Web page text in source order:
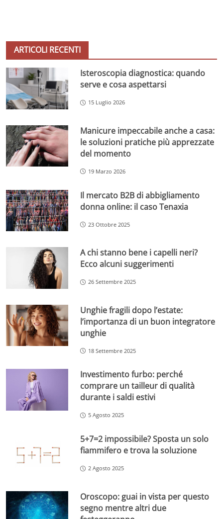
ARTICOLI RECENTI
Isteroscopia diagnostica: quando
serve e cosa aspettarsi
15 Luglio 2026
Manicure impeccabile anche a casa:
le soluzioni pratiche più apprezzate
del momento
19 Marzo 2026
Il mercato B2B di abbigliamento
donna online: il caso Tenaxia
23 Ottobre 2025
A chi stanno bene i capelli neri?
Ecco alcuni suggerimenti
26 Settembre 2025
Unghie fragili dopo l’estate:
l’importanza di un buon integratore
unghie
18 Settembre 2025
Investimento furbo: perché
comprare un tailleur di qualità
durante i saldi estivi
5 Agosto 2025
5+7=2 impossibile? Sposta un solo
fiammifero e trova la soluzione
2 Agosto 2025
Oroscopo: guai in vista per questo
segno mentre altri due